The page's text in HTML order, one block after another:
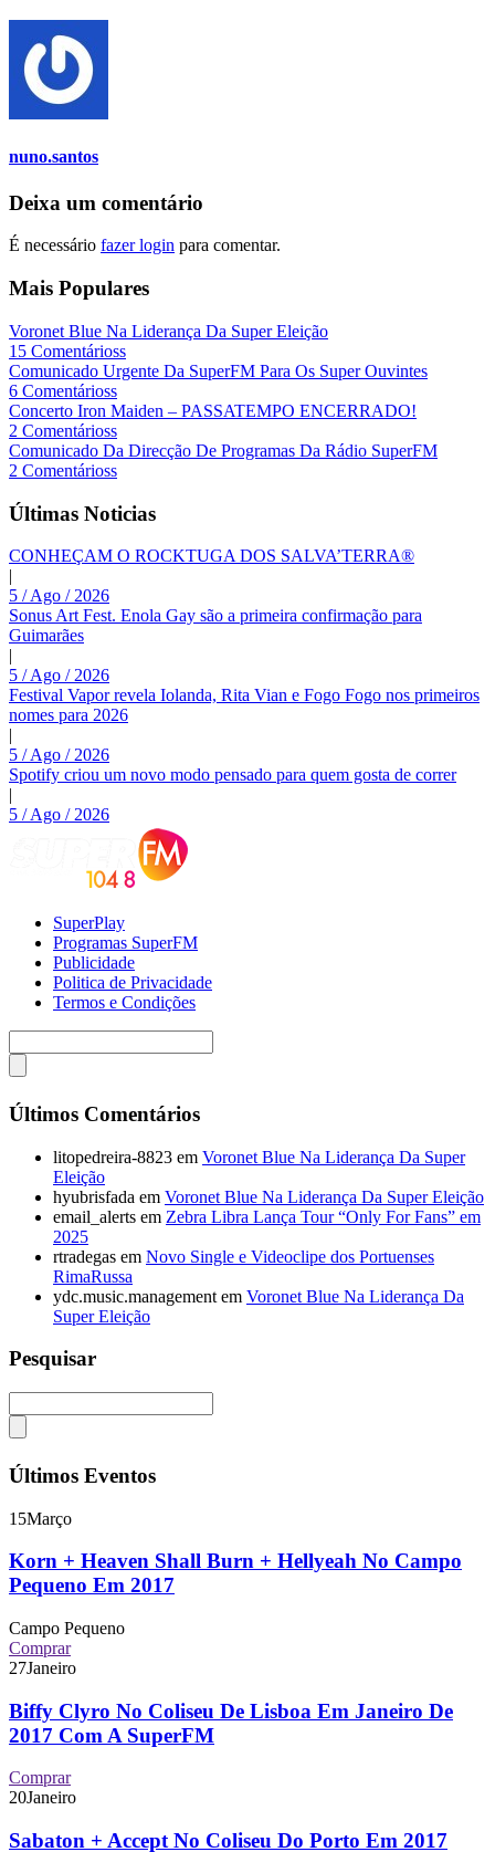
nuno.santos
Deixa um comentário
É necessário fazer login para comentar.
Mais Populares
Voronet Blue Na Liderança Da Super Eleição
15 Comentárioss
Comunicado Urgente Da SuperFM Para Os Super Ouvintes
6 Comentárioss
Concerto Iron Maiden – PASSATEMPO ENCERRADO!
2 Comentárioss
Comunicado Da Direcção De Programas Da Rádio SuperFM
2 Comentárioss
Últimas Noticias
CONHEÇAM O ROCKTUGA DOS SALVA’TERRA®
|
5 / Ago / 2026
Sonus Art Fest. Enola Gay são a primeira confirmação para
Guimarães
|
5 / Ago / 2026
Festival Vapor revela Iolanda, Rita Vian e Fogo Fogo nos primeiros
nomes para 2026
|
5 / Ago / 2026
Spotify criou um novo modo pensado para quem gosta de correr
|
5 / Ago / 2026
SuperPlay
Programas SuperFM
Publicidade
Politica de Privacidade
Termos e Condições
Últimos Comentários
litopedreira-8823 em Voronet Blue Na Liderança Da Super
Eleição
hyubrisfada em Voronet Blue Na Liderança Da Super Eleição
email_alerts em Zebra Libra Lança Tour “Only For Fans” em
2025
rtradegas em Novo Single e Videoclipe dos Portuenses
RimaRussa
ydc.music.management em Voronet Blue Na Liderança Da
Super Eleição
Pesquisar
Últimos Eventos
15Março
Korn + Heaven Shall Burn + Hellyeah No Campo
Pequeno Em 2017
Campo Pequeno
Comprar
27Janeiro
Biffy Clyro No Coliseu De Lisboa Em Janeiro De
2017 Com A SuperFM
Comprar
20Janeiro
Sabaton + Accept No Coliseu Do Porto Em 2017